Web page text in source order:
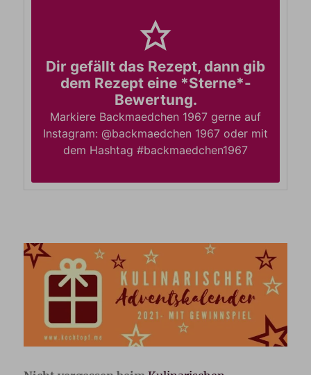
Dir gefällt das Rezept, dann gib
dem Rezept eine *Sterne*-
Bewertung.
Markiere Backmaedchen 1967 gerne auf
Instagram: @backmaedchen 1967 oder mit
dem Hashtag #backmaedchen1967